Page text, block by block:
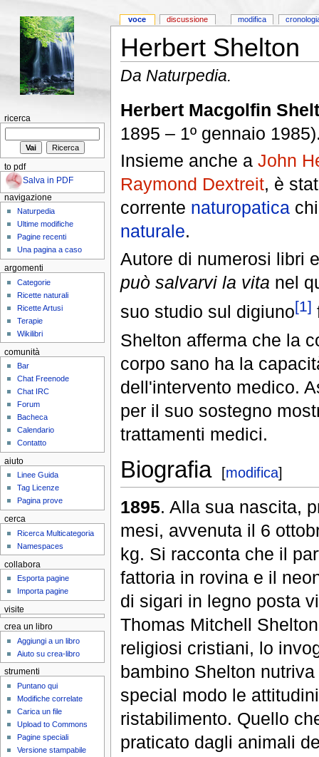
Herbert Shelton
Da Naturpedia.
Herbert Macgolfin
1895 – 1º gennaio
Insieme anche a John
Raymond Dextreit, è
corrente naturopatica
naturale.
Autore di numerosi libri
può salvarvi la vita nel
suo studio sul digiuno[1]
Shelton afferma che la
corpo sano ha la
dell'intervento medico.
per il suo sostegno
trattamenti medici.
Biografia [modifica]
1895. Alla sua nascita,
mesi, avvenuta il 6
kg. Si racconta che il
fattoria in rovina e il
di sigari in legno posta
Thomas Mitchell
religiosi cristiani, lo
bambino Shelton
special modo le
ristabilimento. Quello
praticato dagli animali
voce discussione modifica
ricerca
to pdf
Salva in PDF
navigazione
Naturpedia
Ultime modifiche
Pagine recenti
Una pagina a caso
argomenti
Categorie
Ricette naturali
Ricette Artusi
Terapie
Wikilibri
comunità
Bar
Chat Freenode
Chat IRC
Forum
Bacheca
Calendario
Contatto
aiuto
Linee Guida
Tag Licenze
Pagina prove
cerca
Ricerca Multicategoria
Namespaces
collabora
Esporta pagine
Importa pagine
visite
crea un libro
Aggiungi a un libro
Aiuto su crea-libro
strumenti
Puntano qui
Modifiche correlate
Carica un file
Upload to Commons
Pagine speciali
Versione stampabile